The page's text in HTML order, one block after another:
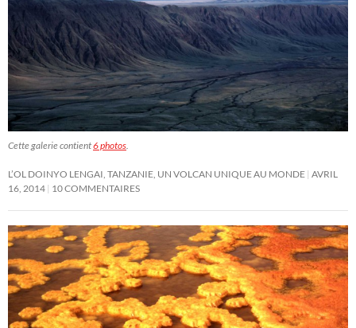
Cette galerie contient6 photos
L’OL DOINYO LENGAI, TANZANIE, UN VOLCAN UNIQUE AU MONDE AVRIL
16, 2014 10 COMMENTAIRES